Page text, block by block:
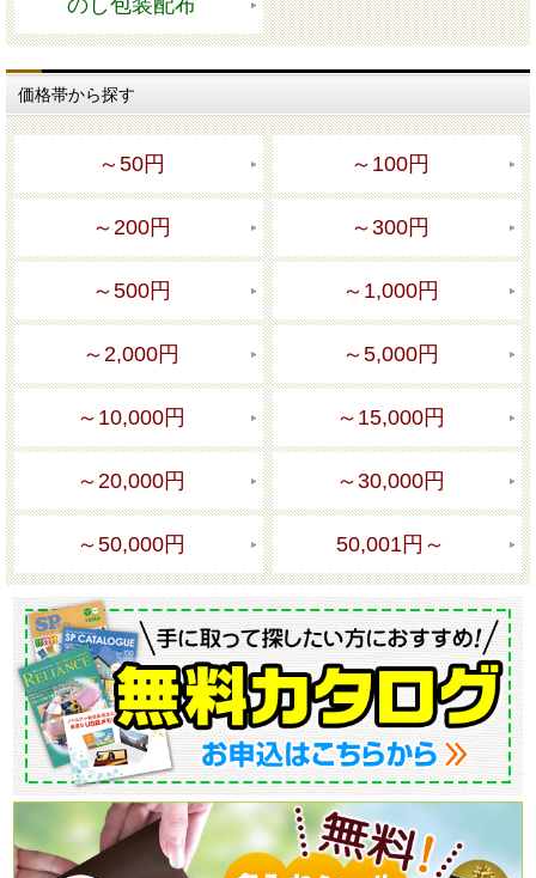
価格帯から探す
～50円 ～100円
～200円 ～300円
～500円 ～1,000円
～2,000円 ～5,000円
～10,000円 ～15,000円
～20,000円 ～30,000円
～50,000円 50,001円～